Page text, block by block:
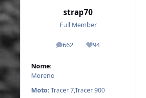
strap70
Full Member
662
messaggi94
Reputazione
Nome:
Moreno
Moto: Tracer 7,Tracer 900